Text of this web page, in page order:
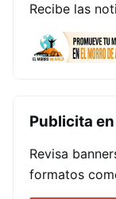
Recibe las
Publicita
Revisa
formatos